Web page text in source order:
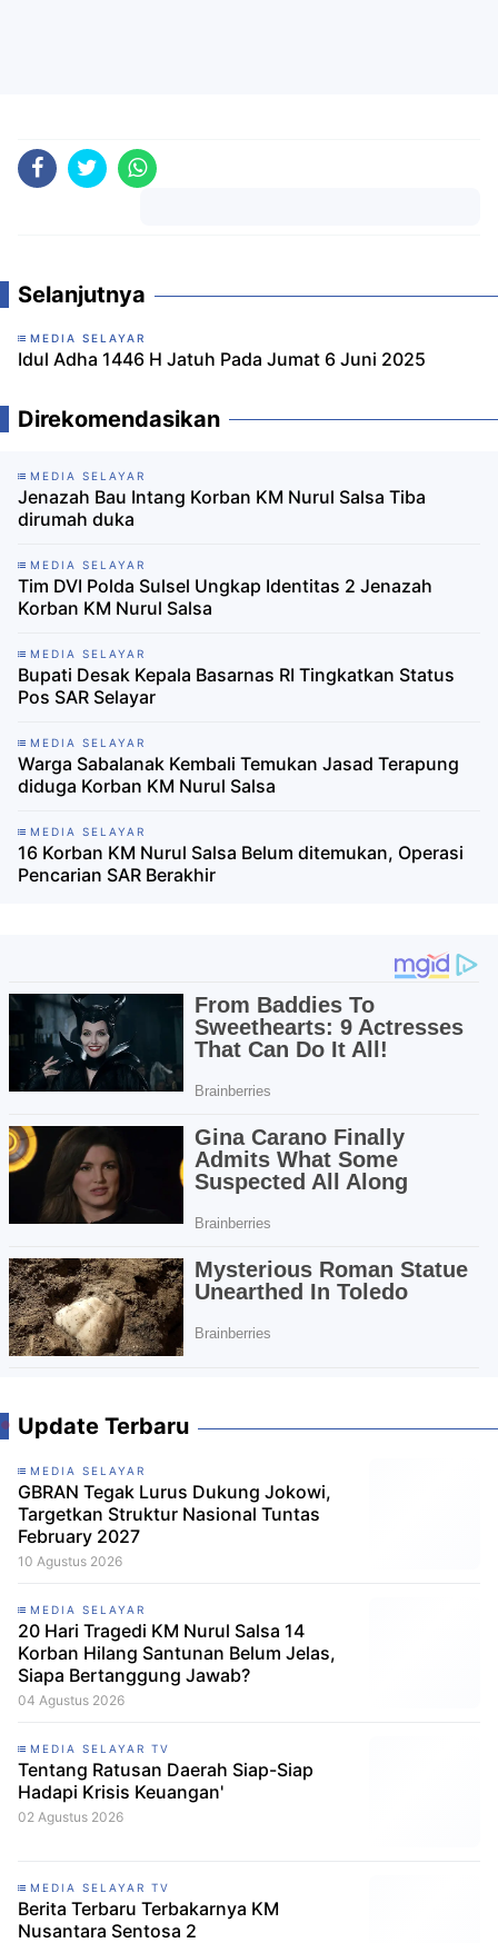
Selanjutnya
MEDIA SELAYAR
Idul Adha 1446 H Jatuh Pada Jumat 6 Juni 2025
Direkomendasikan
MEDIA SELAYAR
Jenazah Bau Intang Korban KM Nurul Salsa Tiba
dirumah duka
MEDIA SELAYAR
Tim DVI Polda Sulsel Ungkap Identitas 2 Jenazah
Korban KM Nurul Salsa
MEDIA SELAYAR
Bupati Desak Kepala Basarnas RI Tingkatkan Status
Pos SAR Selayar
MEDIA SELAYAR
Warga Sabalanak Kembali Temukan Jasad Terapung
diduga Korban KM Nurul Salsa
MEDIA SELAYAR
16 Korban KM Nurul Salsa Belum ditemukan, Operasi
Pencarian SAR Berakhir
Update Terbaru
MEDIA SELAYAR
GBRAN Tegak Lurus Dukung Jokowi,
Targetkan Struktur Nasional Tuntas
February 2027
10 Agustus 2026
MEDIA SELAYAR
20 Hari Tragedi KM Nurul Salsa 14
Korban Hilang Santunan Belum Jelas,
Siapa Bertanggung Jawab?
04 Agustus 2026
MEDIA SELAYAR TV
Tentang Ratusan Daerah Siap-Siap
Hadapi Krisis Keuangan'
02 Agustus 2026
MEDIA SELAYAR TV
Berita Terbaru Terbakarnya KM
Nusantara Sentosa 2